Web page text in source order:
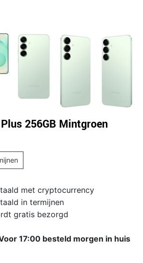
256GB Mintgroen
met cryptocurrency
in termijnen
gratis bezorgd
17:00 besteld morgen in huis